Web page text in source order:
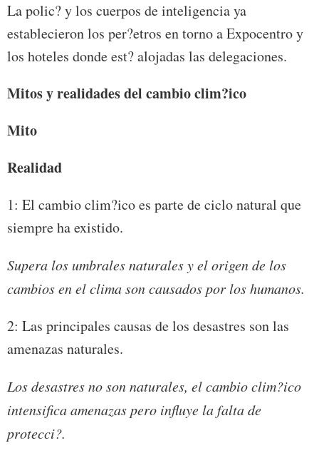
La polic? y los cuerpos de inteligencia ya
establecieron los per?etros en torno a Expocentro y
los hoteles donde est? alojadas las delegaciones.
Mitos y realidades del cambio clim?ico
Mito
Realidad
1: El cambio clim?ico es parte de ciclo natural que
siempre ha existido.
Supera los umbrales naturales y el origen de los
cambios en el clima son causados por los humanos.
2: Las principales causas de los desastres son las
amenazas naturales.
Los desastres no son naturales, el cambio clim?ico
intensifica amenazas pero influye la falta de
protecci?.